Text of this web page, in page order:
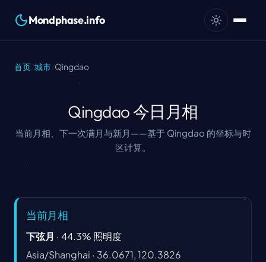
Mondphase.info
首页 城市 Qingdao
Qingdao 今日月相
当前月相、下一次满月与新月——基于 Qingdao 的坐标与时
区计算。
当前月相
下弦月 · 44.3% 照明度
Asia/Shanghai · 36.0671, 120.3826